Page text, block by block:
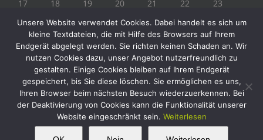
17
18 19 20 21 22
23
« Juli
Copyright 2019 Biogärtner Ploberger | Alle Rechte vorbehalten
Unsere Website verwendet Cookies. Dabei handelt es sich um
kleine Textdateien, die mit Hilfe des Browsers auf Ihrem
Endgerät abgelegt werden. Sie richten keinen Schaden an. Wir
nutzen Cookies dazu, unser Angebot nutzerfreundlich zu
gestalten. Einige Cookies bleiben auf Ihrem Endgerät
gespeichert, bis Sie diese löschen. Sie ermöglichen es uns,
Ihren Browser beim nächsten Besuch wiederzuerkennen. Bei
der Deaktivierung von Cookies kann die Funktionalität unserer
Website eingeschränkt sein. Weiterlesen